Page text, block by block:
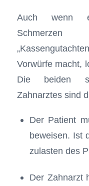
Auch wenn
Vorwürfe macht,
Die beiden
Zahnarztes sind
Der Patient
beweisen. Ist
zulasten des
Der Zahnarzt